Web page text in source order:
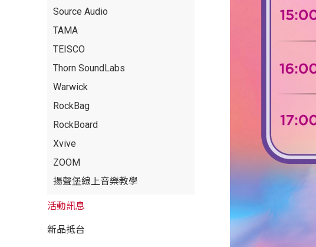
Source Audio
TAMA
TEISCO
Thorn SoundLabs
Warwick
RockBag
RockBoard
Xvive
ZOOM
揚聲堡線上音樂教學
活動訊息
新品抵台